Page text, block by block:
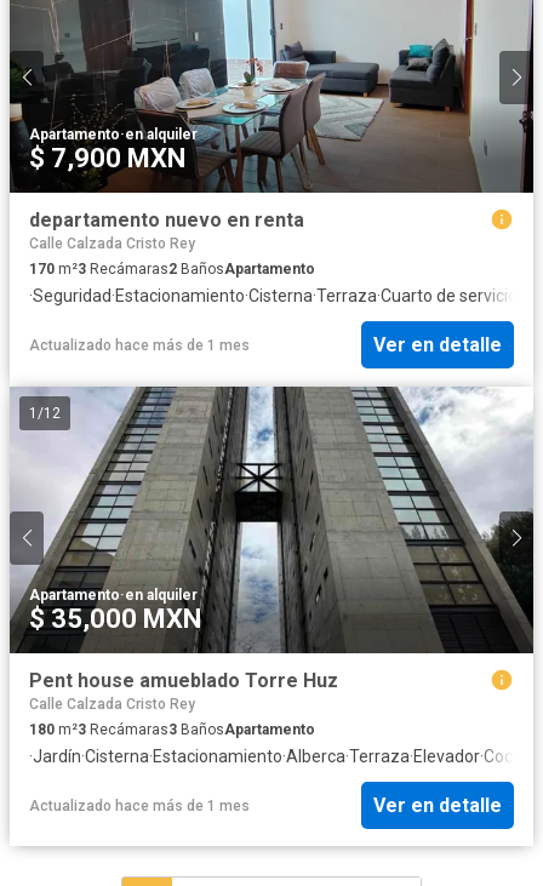
Apartamento·en alquiler
$ 7,900 MXN
departamento nuevo en renta
Calle Calzada Cristo Rey
170 m²3 Recámaras2 BañosApartamento
·Seguridad·Estacionamiento·Cisterna·Terraza·Cuarto de servicio
Actualizado hace más de 1 mes Ver en detalle
1 /12
Apartamento·en alquiler
$ 35,000 MXN
Pent house amueblado Torre Huz
Calle Calzada Cristo Rey
180 m²3 Recámaras3 BañosApartamento
·Jardín·Cisterna·Estacionamiento·Alberca·Terraza·Elevador·Cocina
Actualizado hace más de 1 mes Ver en detalle